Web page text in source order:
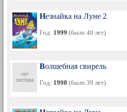
Незнайка на Луне 2
Год: 1999 (было 40 лет)
Волшебная свирель
Год: 1998 (было 39 лет)